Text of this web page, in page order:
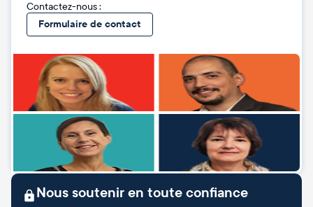
Contactez-nous :
Formulaire de contact
Nous soutenir en toute confiance